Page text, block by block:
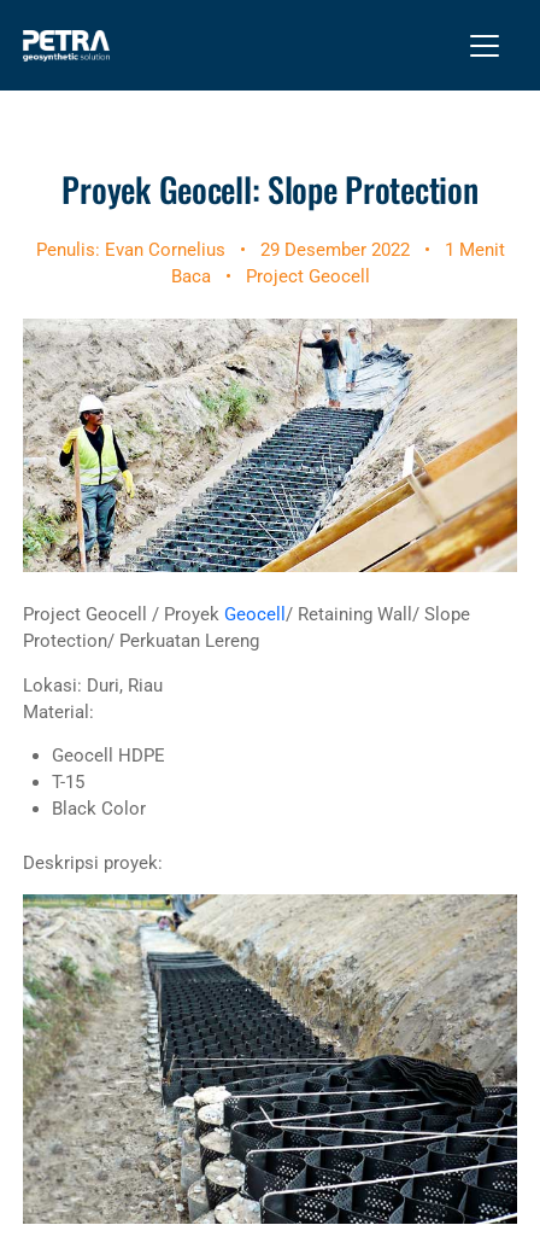
Proyek Geocell: Slope Protection
Penulis: Evan Cornelius • 29 Desember 2022 •
1 Menit
Baca
• Project Geocell
Project Geocell / Proyek Geocell / Retaining Wall/ Slope
Protection/ Perkuatan Lereng
Lokasi: Duri, Riau
Material:
Geocell HDPE
T-15
Black Color
Deskripsi proyek: